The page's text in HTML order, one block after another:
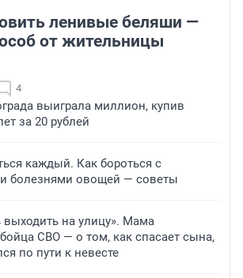
ленивые беляши —
от жительницы
4
выиграла миллион, купив
за 20 рублей
каждый. Как бороться с
болезнями овощей — советы
выходить на улицу». Мама
СВО — о том, как спасает сына,
по пути к невесте